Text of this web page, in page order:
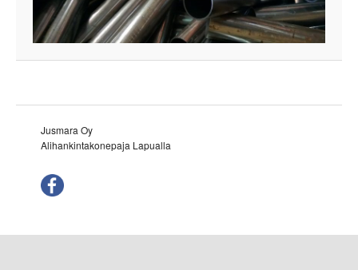
Jusmara Oy
Alihankintakonepaja Lapualla